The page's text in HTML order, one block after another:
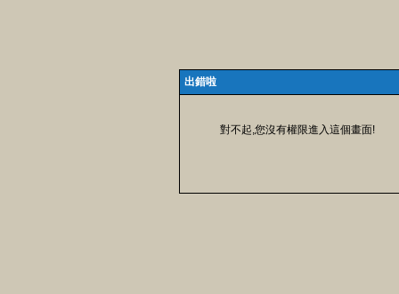
出錯啦
對不起,您沒有權限進入這個畫面!